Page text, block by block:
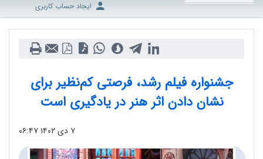
ایجاد حساب کاربری
جشنواره فیلم رشد، فرصتی کم‌نظیر برای
نشان دادن اثر هنر در یادگیری است
۷ دی ۱۴۰۲ ۰۶:۴۷